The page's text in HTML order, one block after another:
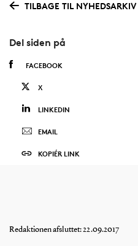
TILBAGE TIL
Del siden på
FACEBOOK
X
LINKEDIN
EMAIL
KOPIÉR LINK
Redaktionen afsluttet: 22.09.2017